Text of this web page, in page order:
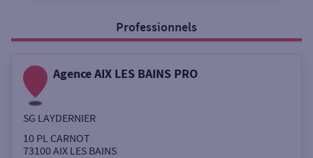
Sélectionnez votre recherche
Ouverte le samedi
Professionnels
Agence AIX LES BAINS PRO
SG LAYDERNIER
10 PL CARNOT
73100AIX LES BAINS